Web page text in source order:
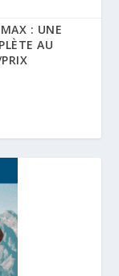
: UNE
AU